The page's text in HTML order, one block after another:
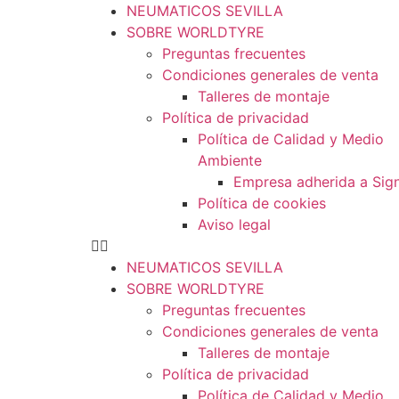
NEUMATICOS SEVILLA
SOBRE WORLDTYRE
Preguntas frecuentes
Condiciones generales de venta
Talleres de montaje
Política de privacidad
Política de Calidad y Medio
Ambiente
Empresa adherida a
Política de cookies
Aviso legal
NEUMATICOS SEVILLA
SOBRE WORLDTYRE
Preguntas frecuentes
Condiciones generales de venta
Talleres de montaje
Política de privacidad
Política de Calidad y Medio